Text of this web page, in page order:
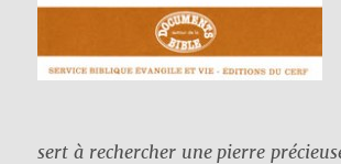
sert à rechercher une pierre